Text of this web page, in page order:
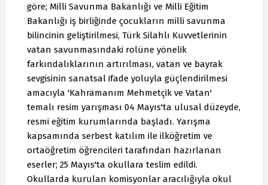
göre; Milli Savunma Bakanlığı ve Milli Eğitim
Bakanlığı iş birliğinde çocukların milli savunma
bilincinin geliştirilmesi, Türk Silahlı Kuvvetlerinin
vatan savunmasındaki rolüne yönelik
farkındalıklarının artırılması, vatan ve bayrak
sevgisinin sanatsal ifade yoluyla güçlendirilmesi
amacıyla 'Kahramanım Mehmetçik ve Vatan'
temalı resim yarışması 04 Mayıs'ta ulusal düzeyde,
resmi eğitim kurumlarında başladı. Yarışma
kapsamında serbest katılım ile ilköğretim ve
ortaöğretim öğrencileri tarafından hazırlanan
eserler; 25 Mayıs'ta okullara teslim edildi.
Okullarda kurulan komisyonlar aracılığıyla okul